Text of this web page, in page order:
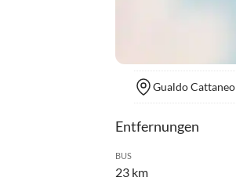
Gualdo Cattaneo
Entfernungen
BUS
23 km